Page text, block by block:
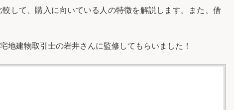
して、購入に向いている人の特徴を解説します。また、借
地建物取引士の岩井さんに監修してもらいました！